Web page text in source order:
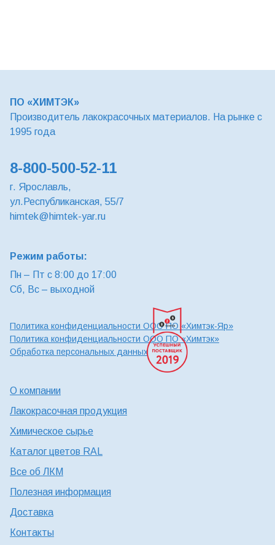
ПО «ХИМТЭК»
Производитель лакокрасочных материалов. На рынке с
1995 года
8-800-500-52-11
г. Ярославль,
ул.Республиканская, 55/7
himtek@himtek-yar.ru
Режим работы:
Пн – Пт с 8:00 до 17:00
Сб, Вс – выходной
Политика конфиденциальности ООО ПО «Химтэк-Яр»
Политика конфиденциальности ООО ПО «Химтэк»
Обработка персональных данных
О компании
Лакокрасочная продукция
Химическое сырье
Каталог цветов RAL
Все об ЛКМ
Полезная информация
Доставка
Контакты